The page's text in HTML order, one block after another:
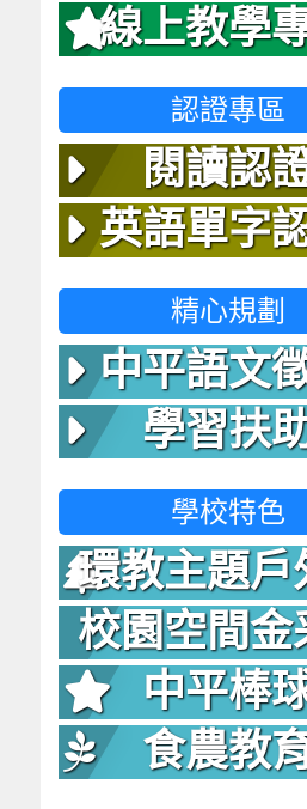
線上教學
認證專區
閱讀認
英語單字
精心規劃
中平語文
學習扶
學校特色
環教主題戶
室
校園空間金
中平棒
食農教